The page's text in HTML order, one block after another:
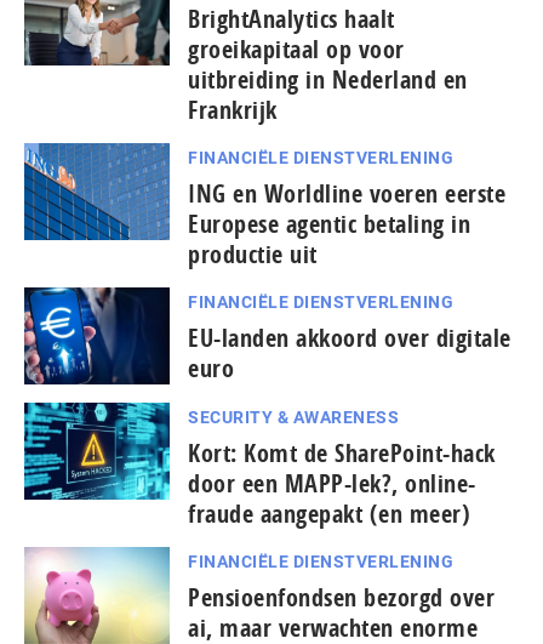
BrightAnalytics haalt
groeikapitaal op voor
uitbreiding in Nederland en
Frankrijk
FINANCIËLE DIENSTVERLENING
ING en Worldline voeren eerste
Europese agentic betaling in
productie uit
FINANCIËLE DIENSTVERLENING
EU-landen akkoord over digitale
euro
SECURITY & AWARENESS
Kort: Komt de SharePoint-hack
door een MAPP-lek?, online-
fraude aangepakt (en meer)
FINANCIËLE DIENSTVERLENING
Pensioenfondsen bezorgd over
ai, maar verwachten enorme